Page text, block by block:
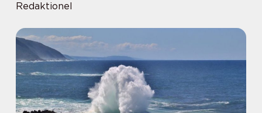
Redaktionel